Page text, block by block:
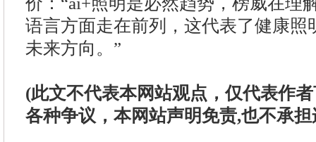
语言方面走在前列，这代表了健康照
未来方向。”
(此文不代表本网站观点，仅代表作
各种争议，本网站声明免责,也不承